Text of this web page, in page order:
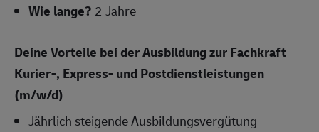
Wie lange? 2 Jahre
Deine Vorteile bei der Ausbildung zur Fachkraft
Kurier-, Express- und Postdienstleistungen
(m/w/d)
Jährlich steigende Ausbildungsvergütung